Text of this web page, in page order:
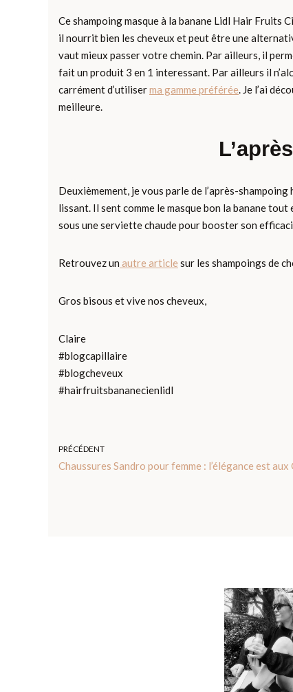
Ce shampoing masque à la banane Lidl Hair Fruits
il nourrit bien les cheveux et peut être une
vaut mieux passer votre chemin. Par ailleurs, il
fait un produit 3 en 1 interessant. Par ailleurs il
carrément d’utiliserma gamme préférée. Je l’ai
meilleure.
Deuxièmement, je vous parle de l’après-
lissant. Il sent comme le masque bon la banane
sous une serviette chaude pour booster son
Retrouvez un autre article sur les shampoings de
Gros bisous et vive nos cheveux,
Claire
#blogcapillaire
#blogcheveux
#hairfruitsbananecienlidl
PRÉCÉDENT
Chaussures Sandro pour femme : l’élégance est